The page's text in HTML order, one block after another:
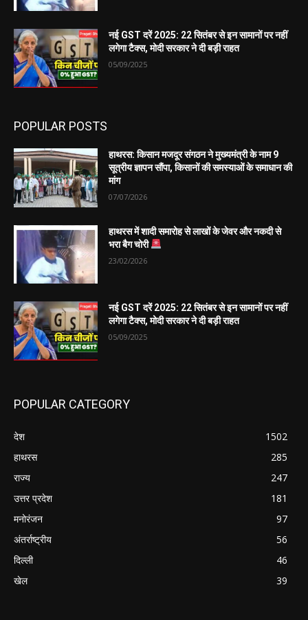
नई GST दरें 2025: 22 सितंबर से इन सामानों पर नहीं
लगेगा टैक्स, मोदी सरकार ने दी बड़ी राहत
05/09/2025
POPULAR POSTS
हाथरस: किसान मजदूर संगठन ने मुख्यमंत्री के नाम 9
सूत्रीय ज्ञापन सौंपा, किसानों की समस्याओं के समाधान की
मांग
07/07/2026
हाथरस में शादी समारोह से लाखों के जेवर और नकदी से
भरा बैग चोरी
23/02/2026
नई GST दरें 2025: 22 सितंबर से इन सामानों पर नहीं
लगेगा टैक्स, मोदी सरकार ने दी बड़ी राहत
05/09/2025
POPULAR CATEGORY
देश
1502
हाथरस
285
राज्य
247
उत्तर प्रदेश
181
मनोरंजन
97
अंतर्राष्ट्रीय
56
दिल्ली
46
खेल
39